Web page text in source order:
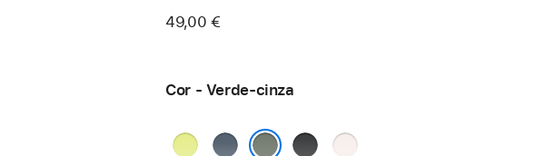
49,00 €
Cor - Verde-cinza
Amarelo-
Azul-
Preto Rosa leve